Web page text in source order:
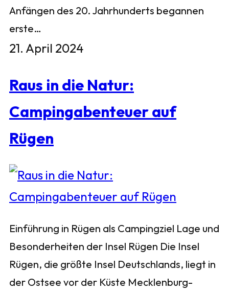
Anfängen des 20. Jahrhunderts begannen
erste…
21. April 2024
Raus in die Natur:
Campingabenteuer auf
Rügen
Einführung in Rügen als Campingziel Lage und
Besonderheiten der Insel Rügen Die Insel
Rügen, die größte Insel Deutschlands, liegt in
der Ostsee vor der Küste Mecklenburg-